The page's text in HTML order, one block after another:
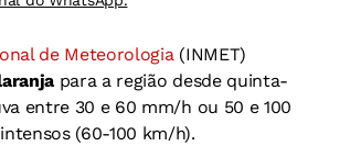
de Meteorologia(INMET)
para a região desde quinta-
entre 30 e 60 mm/h ou 50 e 100
(60-100 km/h).